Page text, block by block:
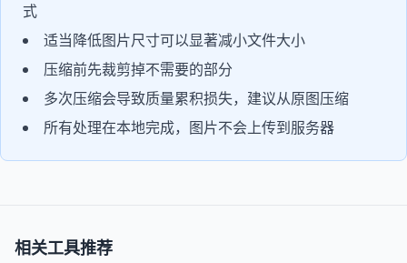
式
适当降低图片尺寸可以显著减小文件大小
压缩前先裁剪掉不需要的部分
多次压缩会导致质量累积损失，建议从原图压缩
所有处理在本地完成，图片不会上传到服务器
相关工具推荐